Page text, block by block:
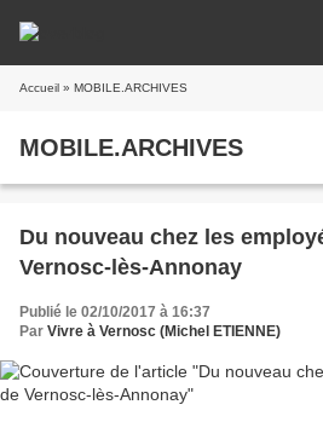
Accueil » MOBILE.ARCHIVES
MOBILE.ARCHIVES
Du nouveau chez les
Vernosc-lès-Annonay
Publié le 02/10/2017 à 16:37
Par Vivre à Vernosc (Michel ETIENNE)